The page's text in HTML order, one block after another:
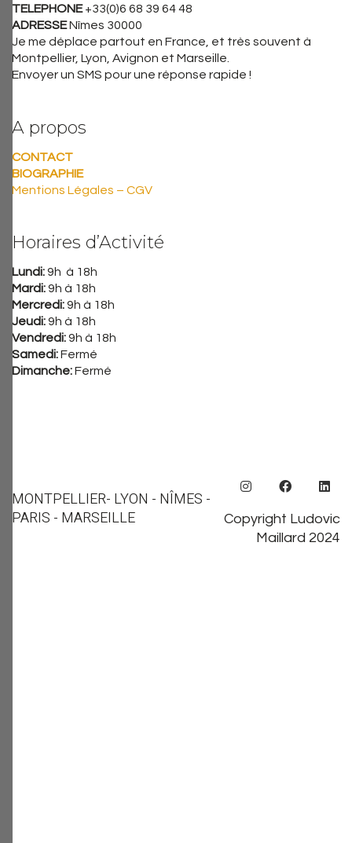
TELEPHONE+33(0)6 68 39 64 48
ADRESSENîmes 30000
Je me déplace partout en France, et très souvent à
Montpellier, Lyon, Avignon et Marseille.
Envoyer un SMS pour une réponse rapide !
A propos
CONTACT
BIOGRAPHIE
Mentions Légales – CGV
Horaires d’Activité
Lundi:9h à 18h
Mardi:9h à 18h
Mercredi:9h à 18h
Jeudi:9h à 18h
Vendredi:9h à 18h
Samedi:Fermé
Dimanche:Fermé
Copyright Ludovic
Maillard 2024
MONTPELLIER- LYON - NÎMES -
PARIS - MARSEILLE